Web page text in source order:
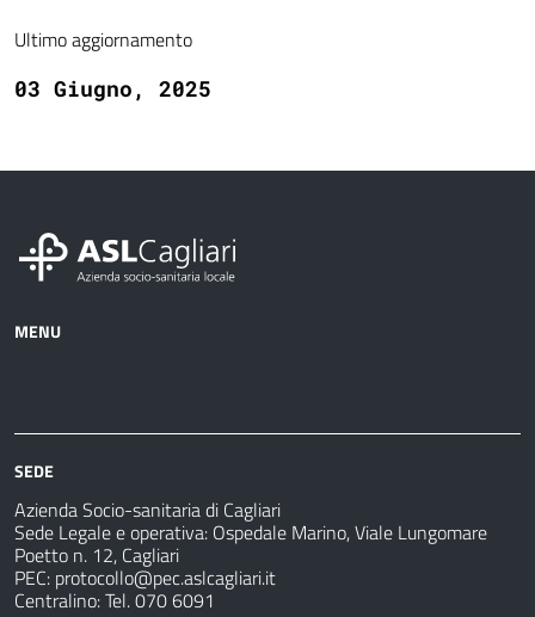
Ultimo aggiornamento
03 Giugno, 2025
MENU
sanitarie
fare
SEDE
Azienda Socio-sanitaria di Cagliari
Sede Legale e operativa: Ospedale Marino, Viale Lungomare
Poetto n. 12, Cagliari
PEC: protocollo@pec.aslcagliari.it
Centralino: Tel. 070 6091